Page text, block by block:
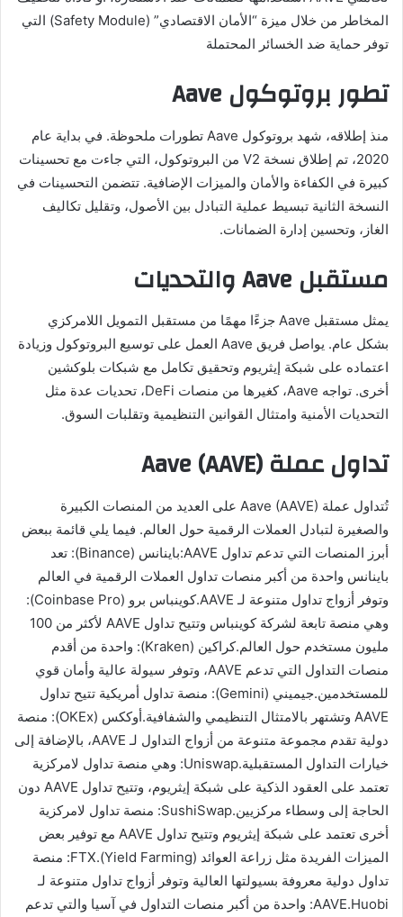
المخاطر من خلال ميزة “الأمان الاقتصادي” (Safety Module) التي
توفر حماية ضد الخسائر المحتملة
تطور بروتوكول Aave
منذ إطلاقه، شهد بروتوكول Aave تطورات ملحوظة. في بداية عام
2020، تم إطلاق نسخة V2 من البروتوكول، التي جاءت مع تحسينات
كبيرة في الكفاءة والأمان والميزات الإضافية. تتضمن التحسينات في
النسخة الثانية تبسيط عملية التبادل بين الأصول، وتقليل تكاليف
الغاز، وتحسين إدارة الضمانات.
مستقبل Aave والتحديات
يمثل مستقبل Aave جزءًا مهمًا من مستقبل التمويل اللامركزي
بشكل عام. يواصل فريق Aave العمل على توسيع البروتوكول وزيادة
اعتماده على شبكة إيثريوم وتحقيق تكامل مع شبكات بلوكشين
أخرى. تواجه Aave، كغيرها من منصات DeFi، تحديات عدة مثل
التحديات الأمنية وامتثال القوانين التنظيمية وتقلبات السوق.
تداول عملة Aave (AAVE)
تُتداول عملة Aave (AAVE) على العديد من المنصات الكبيرة
والصغيرة لتبادل العملات الرقمية حول العالم. فيما يلي قائمة ببعض
أبرز المنصات التي تدعم تداول AAVE:باينانس (Binance): تعد
باينانس واحدة من أكبر منصات تداول العملات الرقمية في العالم
وتوفر أزواج تداول متنوعة لـ AAVE.كوينباس برو (Coinbase Pro):
وهي منصة تابعة لشركة كوينباس وتتيح تداول AAVE لأكثر من 100
مليون مستخدم حول العالم.كراكين (Kraken): واحدة من أقدم
منصات التداول التي تدعم AAVE، وتوفر سيولة عالية وأمان قوي
للمستخدمين.جيميني (Gemini): منصة تداول أمريكية تتيح تداول
AAVE وتشتهر بالامتثال التنظيمي والشفافية.أوككس (OKEx): منصة
دولية تقدم مجموعة متنوعة من أزواج التداول لـ AAVE، بالإضافة إلى
خيارات التداول المستقبلية.Uniswap: وهي منصة تداول لامركزية
تعتمد على العقود الذكية على شبكة إيثريوم، وتتيح تداول AAVE دون
الحاجة إلى وسطاء مركزيين.SushiSwap: منصة تداول لامركزية
أخرى تعتمد على شبكة إيثريوم وتتيح تداول AAVE مع توفير بعض
الميزات الفريدة مثل زراعة العوائد (Yield Farming).FTX: منصة
تداول دولية معروفة بسيولتها العالية وتوفر أزواج تداول متنوعة لـ
AAVE.Huobi: واحدة من أكبر منصات التداول في آسيا والتي تدعم